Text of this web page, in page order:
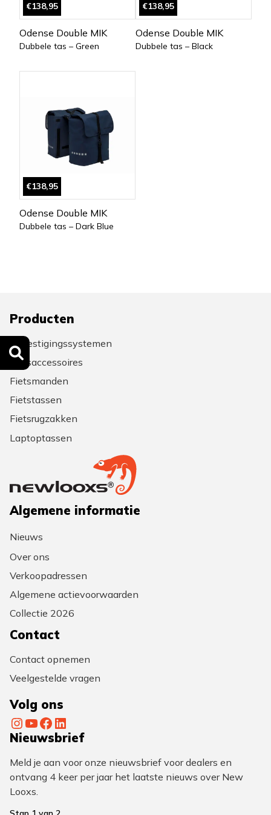
€138,95
Odense Double MIK
Dubbele tas – Green
€138,95
Odense Double MIK
Dubbele tas – Black
€138,95
Odense Double MIK
Dubbele tas – Dark Blue
Producten
Bevestigingssystemen
Fietsaccessoires
Fietsmanden
Fietstassen
Fietsrugzakken
Laptoptassen
Algemene informatie
Nieuws
Over ons
Verkoopadressen
Algemene actievoorwaarden
Collectie 2026
Contact
Contact opnemen
Veelgestelde vragen
Volg ons
InstagramYouTube Facebook LinkedIn
Nieuwsbrief
Meld je aan voor onze nieuwsbrief voor dealers en
ontvang 4 keer per jaar het laatste nieuws over New
Looxs.